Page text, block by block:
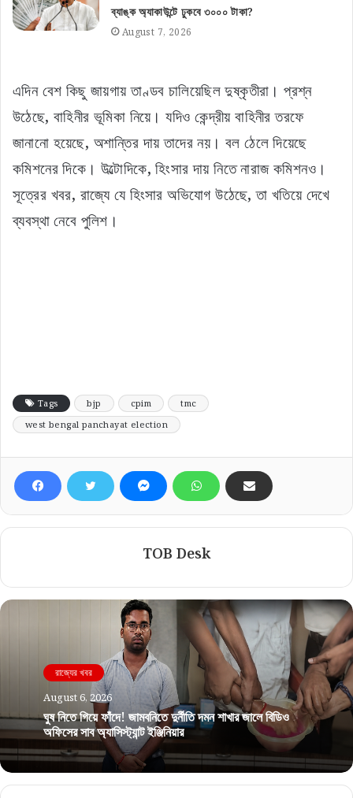
ব্যাঙ্ক অ্যাকাউন্টে ঢুকবে ৩০০০ টাকা?
August 7, 2026
এদিন বেশ কিছু জায়গায় তাণ্ডব চালিয়েছিল দুষ্কৃতীরা। প্রশ্ন
উঠেছে, বাহিনীর ভূমিকা নিয়ে। যদিও কেন্দ্রীয় বাহিনীর তরফে
জানানো হয়েছে, অশান্তির দায় তাদের নয়। বল ঠেলে দিয়েছে
কমিশনের দিকে। উল্টোদিকে, হিংসার দায় নিতে নারাজ কমিশনও।
সূত্রের খবর, রাজ্যে যে হিংসার অভিযোগ উঠেছে, তা খতিয়ে দেখে
ব্যবস্থা নেবে পুলিশ।
Tags bjp cpim
tmc
west bengal panchayat election
TOB Desk
রাজ্যের খবর
August 6, 2026
ঘুষ নিতে গিয়ে ফাঁদে! জামবনিতে দুর্নীতি দমন শাখার জালে বিডিও
অফিসের সাব অ্যাসিস্ট্যান্ট ইঞ্জিনিয়ার